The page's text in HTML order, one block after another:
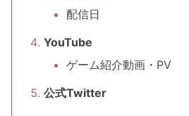
配信日
YouTube
ゲーム紹介動画・PV
公式Twitter